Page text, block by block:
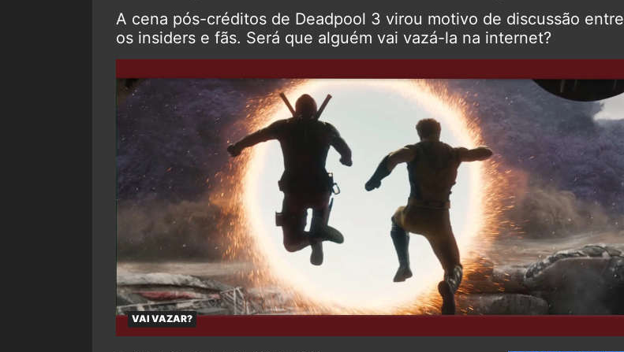
A cena pós-créditos de Deadpool 3 virou motivo de discussão entre
os insiders e fãs. Será que alguém vai vazá-la na internet?
VAI VAZAR?